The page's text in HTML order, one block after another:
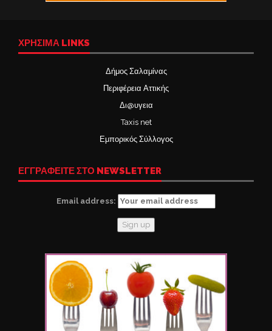
ΧΡΉΣΙΜΑ LINKS
Δήμος Σαλαμίνας
Περιφέρεια Αττικής
Δι@υγεια
Taxis net
Εμπορικός Σύλλογος
ΕΓΓΡΑΦΕΙΤΕ ΣΤΟ NEWSLETTER
Email address: